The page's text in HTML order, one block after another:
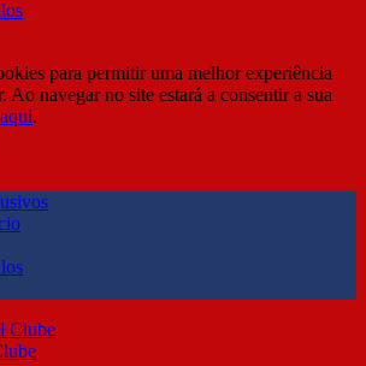
para permitir uma melhor experiência
Ao navegar no site estará a consentir a sua
aqui.